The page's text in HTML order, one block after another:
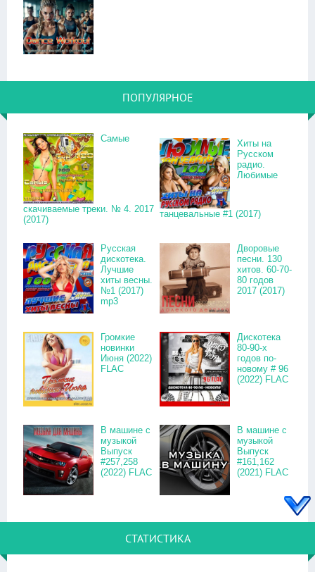
ПОПУЛЯРНОЕ
Самые
скачиваемые треки. № 4. 2017
(2017)
Хиты на
Русском
радио.
Любимые
танцевальные #1 (2017)
Русская
дискотека.
Лучшие
хиты весны.
№1 (2017)
mp3
Дворовые
песни. 130
хитов. 60-70-
80 годов
2017 (2017)
Громкие
новинки
Июня (2022)
FLAC
Дискотека
80-90-х
годов по-
новому # 96
(2022) FLAC
В машине с
музыкой
Выпуск
#257,258
(2022) FLAC
В машине с
музыкой
Выпуск
#161,162
(2021) FLAC
СТАТИСТИКА